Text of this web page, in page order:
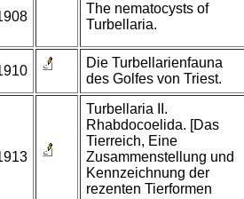
The nematocysts of
Turbellaria.
Die Turbellarienfauna
des Golfes von Triest.
Turbellaria II.
Rhabdocoelida. [Das
Tierreich, Eine
Zusammenstellung und
Kennzeichnung der
rezenten Tierformen